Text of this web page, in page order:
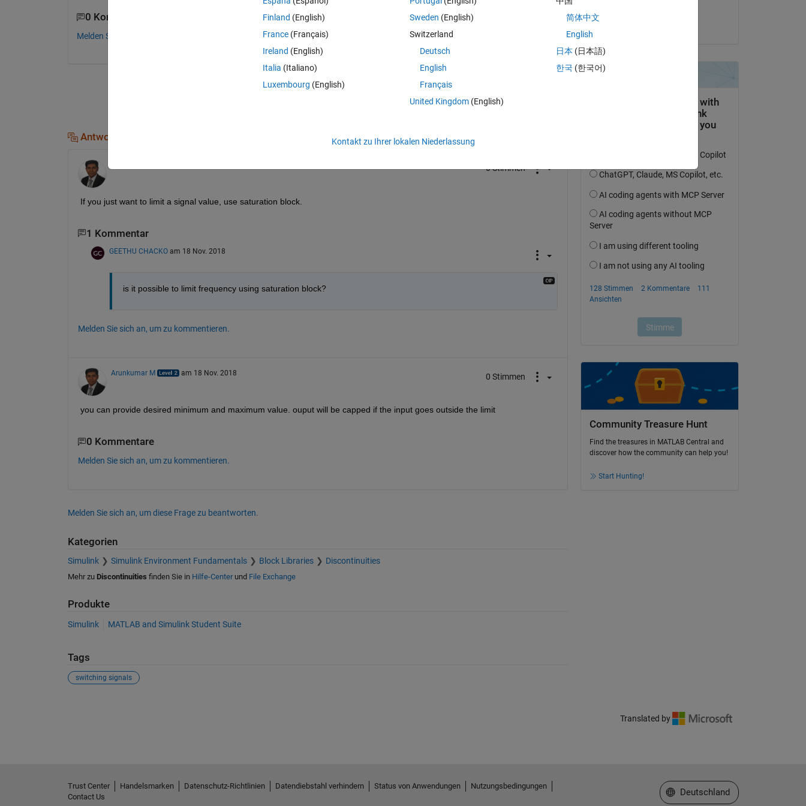
0 Kommentare
Melden Sie sich an, um zu kommentieren.
Melden Sie sich an, um diese Frage zu beantworten.
Weiterleiten Anmelden, um Aktivität zu verfolgen
Antworten (2)
0 Stimmen
If you just want to limit a signal value, use saturation block.
1 Kommentar
GEETHU CHACKO am 18 Nov. 2018
is it possible to limit frequency using saturation block?
Melden Sie sich an, um zu kommentieren.
Arunkumar M am 18 Nov. 2018 0 Stimmen
you can provide desired minimum and maximum value. ouput will be capped if the input goes outside the limit
0 Kommentare
Melden Sie sich an, um zu kommentieren.
Melden Sie sich an, um diese Frage zu beantworten.
Kategorien
Simulink Simulink Environment Fundamentals Block Libraries Discontinuities
Mehr zu Discontinuities finden Sie in Hilfe-Centerund File Exchange
Produkte
Simulink MATLAB and Simulink Student Suite
Tags
switching signals
Community Treasure Hunt
Find the treasures in MATLAB Central and
discover how the community can help you!
Start Hunting!
Translated by
Finland (English)
France (Français)
Ireland (English)
Italia (Italiano)
Luxembourg (English)
Sweden (English)
Switzerland
Deutsch
English
Français
United Kingdom(English)
简体中文
English
日本 (日本語)
한국 (한국어)
Kontakt zu Ihrer lokalen Niederlassung
Trust Center Handelsmarken Datenschutz-Richtlinien Datendiebstahl verhindern Status von Anwendungen
Nutzungsbedingungen
Contact Us
Website auswählen
Deutschland